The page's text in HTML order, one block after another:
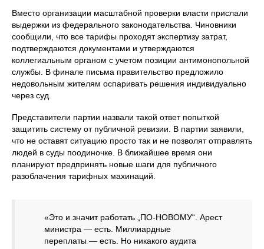
Вместо организации масштабной проверки власти прислали
выдержки из федерального законодательства. Чиновники
сообщили, что все тарифы проходят экспертизу затрат,
подтверждаются документами и утверждаются
коллегиальным органом с учетом позиции антимонопольной
службы. В финале письма правительство предложило
недовольным жителям оспаривать решения индивидуально
через суд.
Представители партии назвали такой ответ попыткой
защитить систему от публичной ревизии. В партии заявили,
что не оставят ситуацию просто так и не позволят отправлять
людей в суды поодиночке. В ближайшее время они
планируют предпринять новые шаги для публичного
разоблачения тарифных махинаций.
«Это и значит работать „ПО-НОВОМУ“. Арест
министра — есть. Миллиардные
переплаты — есть. Но никакого аудита